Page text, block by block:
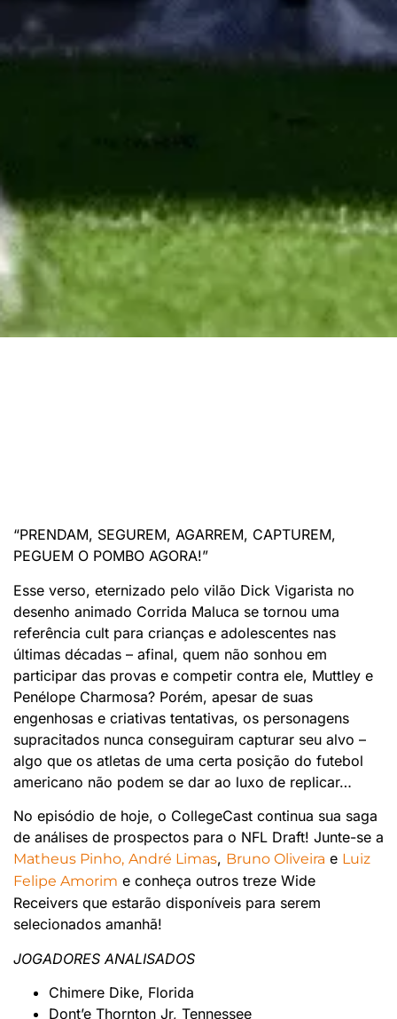
“PRENDAM, SEGUREM, AGARREM, CAPTUREM,
PEGUEM O POMBO AGORA!”
Esse verso, eternizado pelo vilão Dick Vigarista no
desenho animado Corrida Maluca se tornou uma
referência cult para crianças e adolescentes nas
últimas décadas – afinal, quem não sonhou em
participar das provas e competir contra ele, Muttley e
Penélope Charmosa? Porém, apesar de suas
engenhosas e criativas tentativas, os personagens
supracitados nunca conseguiram capturar seu alvo –
algo que os atletas de uma certa posição do futebol
americano não podem se dar ao luxo de replicar…
No episódio de hoje, o CollegeCast continua sua saga
de análises de prospectos para o NFL Draft! Junte-se a
Matheus Pinho, André Limas, Bruno Oliveira e Luiz
Felipe Amorim e conheça outros treze Wide
Receivers que estarão disponíveis para serem
selecionados amanhã!
JOGADORES ANALISADOS
Chimere Dike, Florida
Dont’e Thornton Jr, Tennessee